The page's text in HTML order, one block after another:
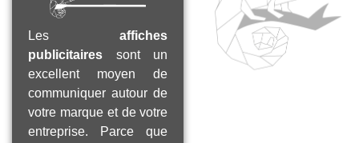
Lesaffiches
publicitaires sont un
excellent moyen de
communiquer autour de
votre marque et de votre
entreprise. Parce que